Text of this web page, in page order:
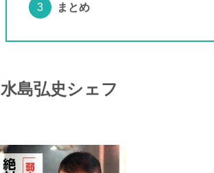
まとめ
水島弘史シェフ